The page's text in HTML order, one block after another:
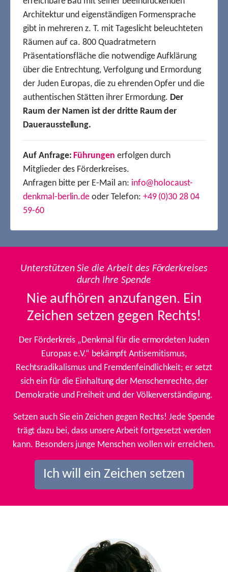
Architektur und eigenständigen Formensprache
gibt in mehreren z. T. mit Tageslicht beleuchteten
Räumen auf ca. 800 Quadratmetern
Präsentationsfläche die notwendige Aufklärung
über die Entrechtung, Verfolgung und Ermordung
der Juden Europas, die zu ehrenden Opfer und die
authentischen Stätten ihrer Ermordung. Der
Raum der Namen ist der dritte Raum der
Dauerausstellung.
Auf Anfrage: Führungen erfolgen durch
Mitglieder des Förderkreises.
Anfragen bitte per E-Mail an: info@holocaust-
denkmal-berlin.de oder Telefon: +49 (0)30 28 04
59-60
Unterstützen Sie die Arbeit des Förderkreises
durch Ihre Spende
Nie aufhören anzufangen. Ein
Zeichen setzen gegen Rechts!
Der Förderkreis „Denkmal für die ermordeten Juden
Europas e.V.“ bekämpft Antisemitismus,
Rechtsradikalismus und Fremdenfeindlichkeit; er setzt
sich ein für die Einhaltung der Menschenrechte, der
Demokratie und Freiheit und der Völkerverständigung.
Setzen auch Sie ein Zeichen gegen Rechts! Jede Spende
trägt dazu bei, dass unsere Arbeit fortgesetzt werden
kann. Besonders junge Menschen wollen wir erreichen.
Ich will ein Zeichen setzen